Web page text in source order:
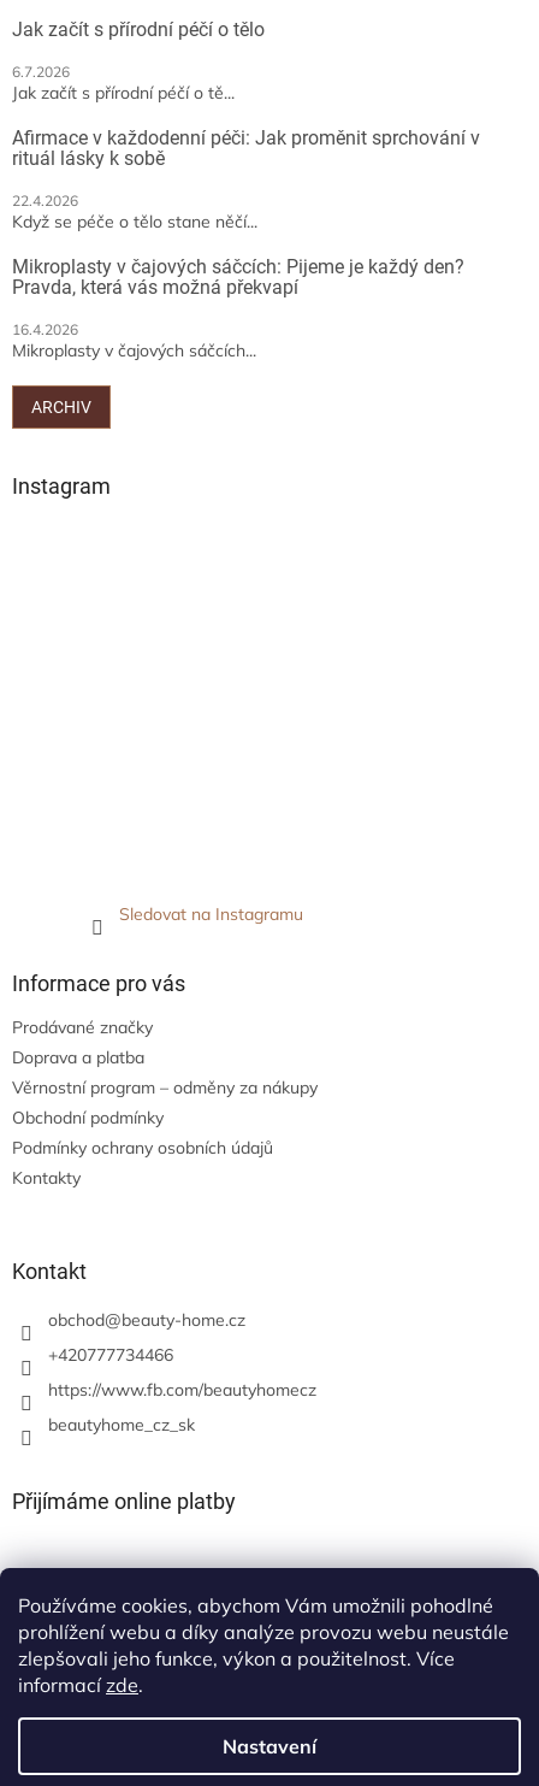
Používáme cookies, abychom Vám umožnili pohodlné
prohlížení webu a díky analýze provozu webu neustále
zlepšovali jeho funkce, výkon a použitelnost. Více
informacízde.
Nastavení
Jak začít s přírodní péčí o tělo
6.7.2026
Jak začít s přírodní péčí o tě...
Afirmace v každodenní péči: Jak proměnit sprchování v
rituál lásky k sobě
22.4.2026
Když se péče o tělo stane něčí...
Mikroplasty v čajových sáčcích: Pijeme je každý den?
Pravda, která vás možná překvapí
16.4.2026
Mikroplasty v čajových sáčcích...
ARCHIV
Instagram
Sledovat na Instagramu
Informace pro vás
Prodávané značky
Doprava a platba
Věrnostní program – odměny za nákupy
Obchodní podmínky
Podmínky ochrany osobních údajů
Kontakty
Kontakt
obchod@beauty-home.cz
+420777734466
https://www.fb.com/beautyhomecz
beautyhome_cz_sk
Přijímáme online platby
Vytvořil Shoptet